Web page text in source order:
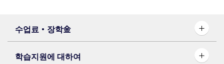
수업료・장학⾦
학습지원에 대하여